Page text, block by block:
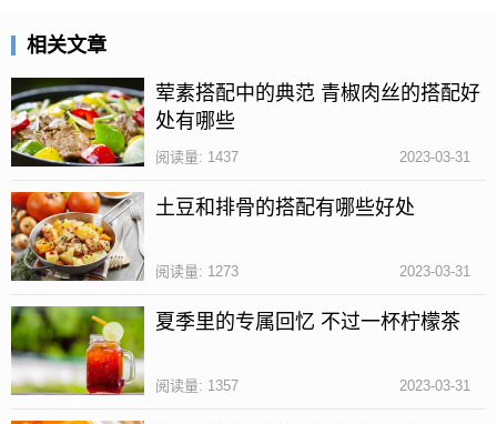
要含有蛋白质、糖类和矿物质，营养也十分丰富，两
者搭配没有禁忌，是可以进行同食的。
阿胶和燕窝，女性吃哪一种更好
相关文章
荤素搭配中的典范 青椒肉丝的搭配好
处有哪些
2023-03-31
阅读量: 1437
土豆和排骨的搭配有哪些好处
2023-03-31
阅读量: 1273
夏季里的专属回忆 不过一杯柠檬茶
2023-03-31
阅读量: 1357